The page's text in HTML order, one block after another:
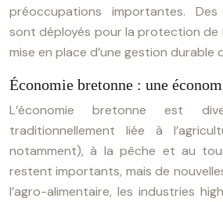
préoccupations importantes.
sont déployés pour la protection de
mise en place d’une gestion durable
Économie bretonne : une
L’économie bretonne est
traditionnellement liée à
notamment), à la pêche et au
restent importants, mais de
l’agro-alimentaire, les industries